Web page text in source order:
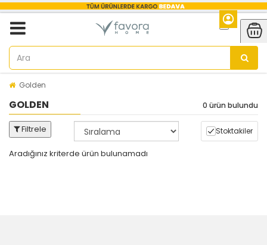
Golden
GOLDEN 0 ürün bulundu
Filtrele Stoktakiler
Aradığınız kriterde ürün bulunamadı